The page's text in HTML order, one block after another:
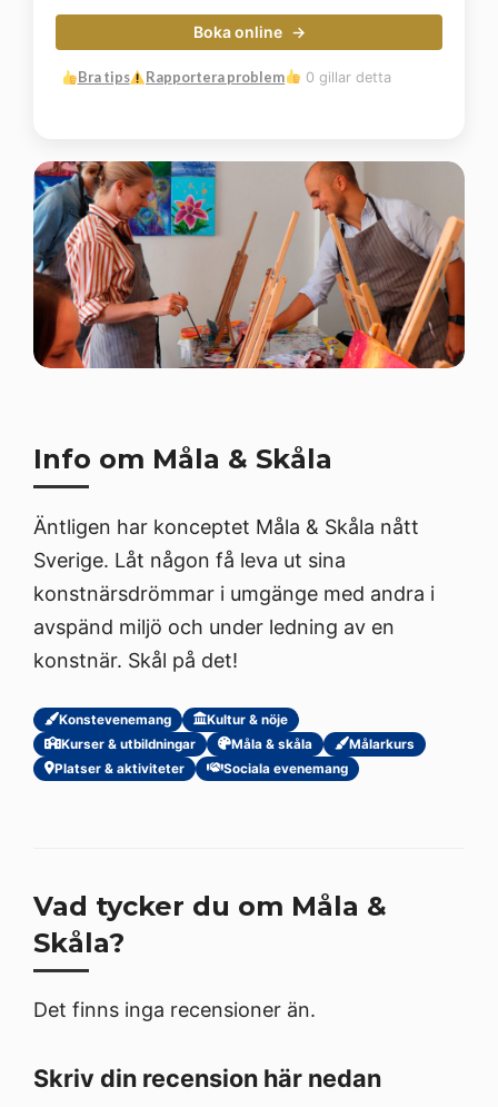
Boka online
Bra tips Rapportera problem 0 gillar detta
Info om Måla & Skåla
Äntligen har konceptet Måla & Skåla nått
Sverige. Låt någon få leva ut sina
konstnärsdrömmar i umgänge med andra i
avspänd miljö och under ledning av en
konstnär. Skål på det!
Konstevenemang
Kultur & nöje
Kurser & utbildningar
Måla & skåla
Målarkurs
Platser & aktiviteter
Sociala evenemang
Vad tycker du om Måla &
Skåla?
Det finns inga recensioner än.
Skriv din recension här nedan